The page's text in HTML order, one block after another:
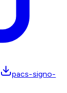
pacs-signo-